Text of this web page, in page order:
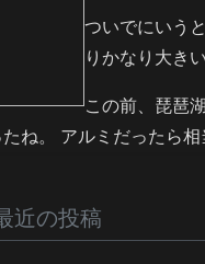
ついでにいう
りかなり大き
この前、琵琶
ね。 アルミだったら相
近の投稿